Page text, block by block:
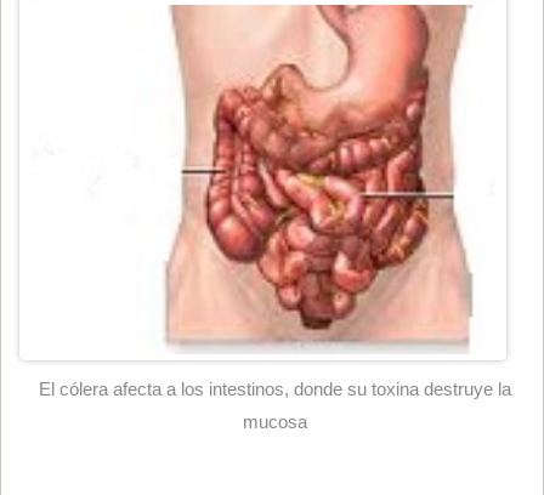
El cólera afecta a los intestinos, donde su toxina destruye la
mucosa